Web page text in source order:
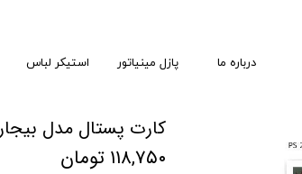
درباره ما پازل مینیاتور
استیکر لباس
کارت پستال مدل
۱۱۸,۷۵۰ تومان